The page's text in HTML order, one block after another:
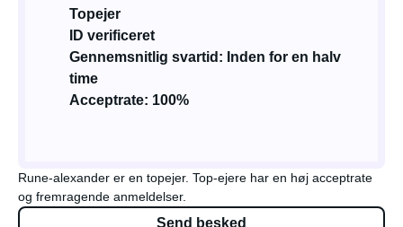
Topejer
ID verificeret
Gennemsnitlig svartid: Inden for en halv
time
Acceptrate: 100%
Rune-alexander er en topejer. Top-ejere har en høj acceptrate
og fremragende anmeldelser.
Send besked